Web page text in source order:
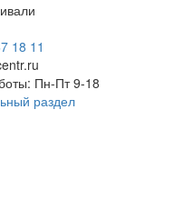
18 11
Пн-Пт 9-18
раздел